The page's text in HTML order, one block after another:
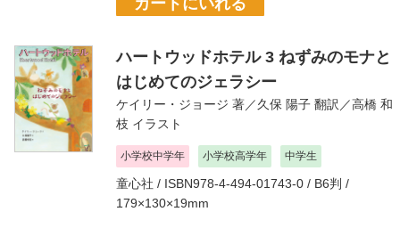
カートにいれる
ハートウッドホテル 3 ねずみのモナと
はじめてのジェラシー
ケイリー・ジョージ 著／久保 陽子 翻訳／高橋 和
枝 イラスト
小学校中学年 小学校高学年 中学生
童心社 / ISBN978-4-494-01743-0 / B6判 /
179×130×19mm